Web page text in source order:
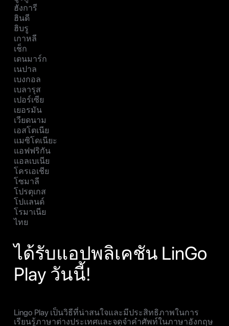
ฮังการี
ฮินดี
ฮิบรู
เกาหลี
เช็ก
เดนมาร์ก
เนปาล
เบงกอล
เบลารุส
เปอร์เซีย
เยอรมัน
เวียดนาม
เอสโตเนีย
แมซิโดเนียะ
แอฟฟริกัน
แอลเบเนีย
โครเอเชีย
โซมาลี
โปรตุเกส
โปแลนด์
โรมาเนีย
ไทย
ได้รับแอปพลิเคชัน LinGo
Play วันนี้!
Lingo Play เป็นวิธีที่น่าสนใจและมีประสิทธิภาพในการ
เรียนรู้ภาษาต่างประเทศและจดจำคำศัพท์ในภาษาอังกฤษ